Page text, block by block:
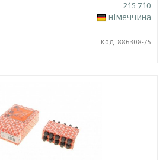
215.710
Німеччина
Код: 886308-75